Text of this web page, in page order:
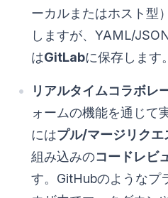
ーカルまたはホスト型
しますが、YAML/
はGitLabに保存します。
リアルタイムコラボレ
ォームの機能を通じて
にはプル/マージリクエ
組み込みのコードレビ
す。GitHubのようなプ